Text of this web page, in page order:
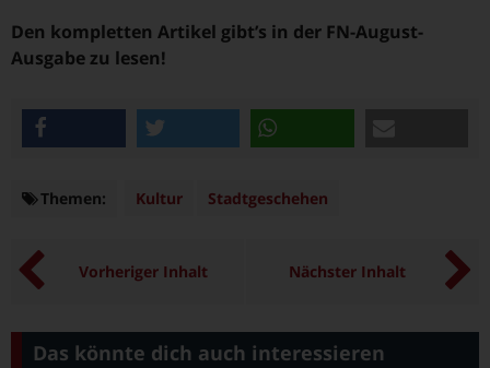
Den kompletten Artikel gibt’s in der FN-August-
Ausgabe zu lesen!
Themen: Themen
Kultur Stadtgeschehen
Vorheriger Inhalt Nächster Inhalt
Das könnte dich auch interessieren